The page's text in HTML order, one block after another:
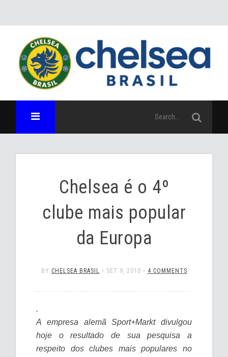
Chelsea é o 4º
clube mais popular
da Europa
BY CHELSEA BRASIL • SET 9, 2010 • 4 COMMENTS
.
A empresa alemã Sport+Markt divulgou
hoje o resultado de sua pesquisa a
respeito dos clubes mais populares no